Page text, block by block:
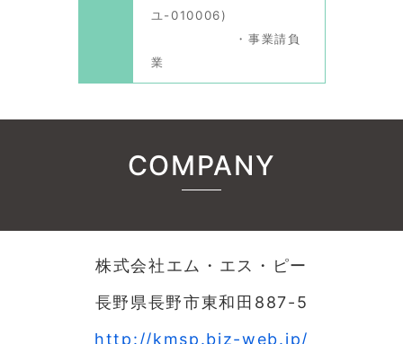
ユ-010006)
・事業請負
業
COMPANY
株式会社エム・エス・ピー
長野県長野市東和田887-5
http://kmsp.biz-web.jp/